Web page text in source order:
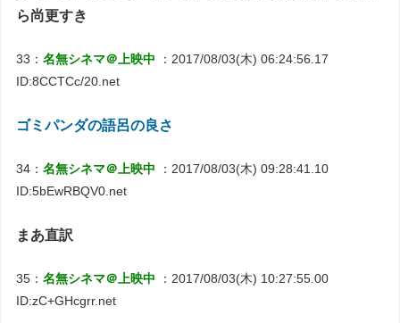
ら尚更すき
33：名無シネマ＠上映中
：2017/08/03(木) 06:24:56.17
ID:8CCTCc/20.net
ゴミパンダの語呂の良さ
34：名無シネマ＠上映中
：2017/08/03(木) 09:28:41.10
ID:5bEwRBQV0.net
まあ直訳
35：名無シネマ＠上映中
：2017/08/03(木) 10:27:55.00
ID:zC+GHcgrr.net